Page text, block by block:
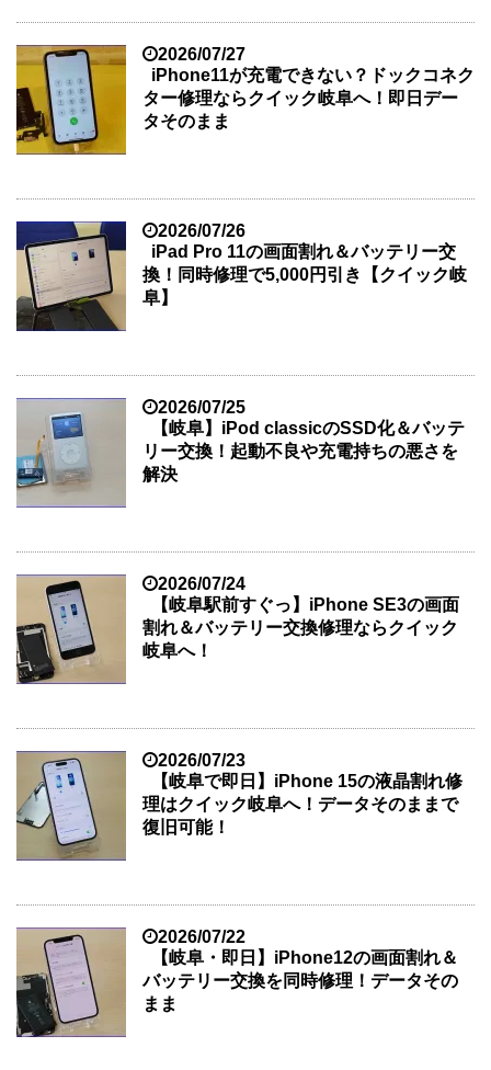
2026/07/27
iPhone11が充電できない？ドックコネク
ター修理ならクイック岐阜へ！即日デー
タそのまま
2026/07/26
iPad Pro 11の画面割れ＆バッテリー交
換！同時修理で5,000円引き【クイック岐
阜】
2026/07/25
【岐阜】iPod classicのSSD化＆バッテ
リー交換！起動不良や充電持ちの悪さを
解決
2026/07/24
【岐阜駅前すぐっ】iPhone SE3の画面
割れ＆バッテリー交換修理ならクイック
岐阜へ！
2026/07/23
【岐阜で即日】iPhone 15の液晶割れ修
理はクイック岐阜へ！データそのままで
復旧可能！
2026/07/22
【岐阜・即日】iPhone12の画面割れ＆
バッテリー交換を同時修理！データその
まま